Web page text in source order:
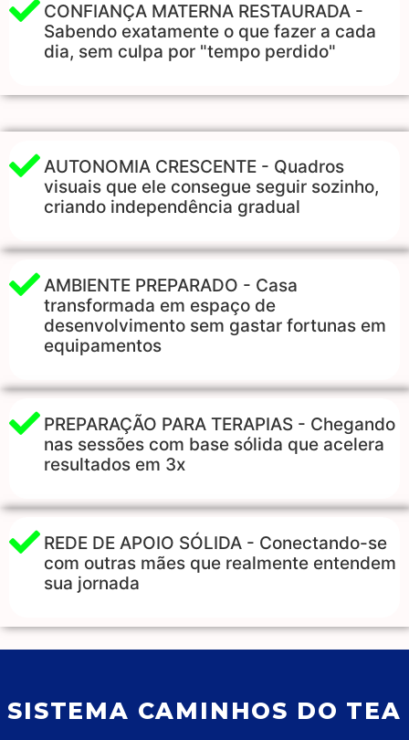
CONFIANÇA MATERNA RESTAURADA -
Sabendo exatamente o que fazer a cada
dia, sem culpa por "tempo perdido"
AUTONOMIA CRESCENTE - Quadros
visuais que ele consegue seguir sozinho,
criando independência gradual
AMBIENTE PREPARADO - Casa
transformada em espaço de
desenvolvimento sem gastar fortunas em
equipamentos
PREPARAÇÃO PARA TERAPIAS - Chegando
nas sessões com base sólida que acelera
resultados em 3x
REDE DE APOIO SÓLIDA - Conectando-se
com outras mães que realmente entendem
sua jornada
SISTEMA CAMINHOS DO TEA